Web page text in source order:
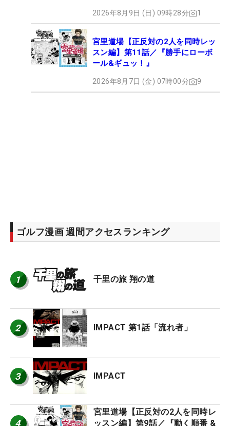
2026年8月9日 (日) 09時28分 1
宮里道場【正反対の2人を同時レッ
スン編】第11話／『勝手にローボ
ール&ギュッ！』
2026年8月7日 (金) 07時00分 9
ゴルフ漫画 週間アクセスランキング
1 千里の旅 翔の道
2 IMPACT 第1話「流れ者」
3 IMPACT
4
宮里道場【正反対の2人を同時レ
ッスン編】第9話／『動く順番 &